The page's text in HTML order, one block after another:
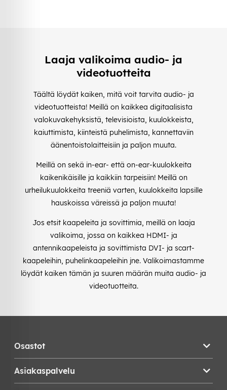
Laaja valikoima audio- ja
videotuotteita
Täältä löydät kaiken, mitä voit tarvita audio- ja
videotuotteista! Meillä on kaikkea digitaalisista
valokuvakehyksistä, televisioista, kuulokkeista,
kaiuttimista, kiinteistä puhelimista, kannettaviin
äänentoistolaitteisiin ja paljon muuta.
Meillä on sekä in-ear- että on-ear-kuulokkeita
kaikenikäisille ja kaikkiin tarpeisiin! Meillä on
urheilukuulokkeita treeniä varten, kuulokkeita lapsille
hauskoissa väreissä ja paljon muuta!
Jos etsit kaapeleita ja sovittimia, meillä on laaja
valikoima, jossa on kaikkea HDMI- ja
antennikaapeleista ja sovittimista DVI- ja scart-
kaapeleihin, puhelinkaapeleihin jne. Valikoimastamme
löydät kaiken tämän ja suuren määrän muita audio- ja
videotuotteita.
Osastot
Asiakaspalvelu